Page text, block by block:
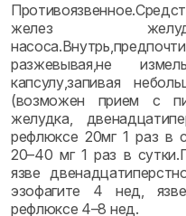
желез
разжевывая,не
капсулу,запивая
(возможен прием с
желудка,
рефлюксе 20мг 1 раз в
20–40 мг 1 раз в
язве
эзофагите 4 нед,
рефлюксе 4–8 нед.